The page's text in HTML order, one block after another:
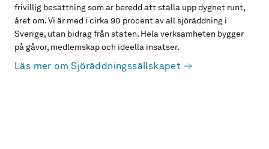
frivillig besättning som är beredd att ställa upp dygnet runt,
året om. Vi är med i cirka 90 procent av all sjöräddning i
Sverige, utan bidrag från staten. Hela verksamheten bygger
på gåvor, medlemskap och ideella insatser.
Läs mer om Sjöräddningssällskapet